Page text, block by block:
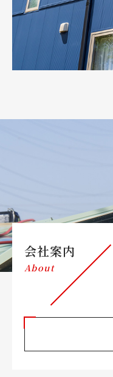
会社案内
About